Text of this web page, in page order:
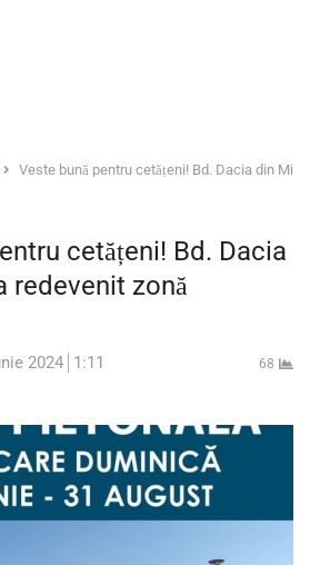
Veste bună pentru cetățeni! Bd. Dacia din
cetățeni! Bd. Dacia
redevenit zonă
2024 1:11
68